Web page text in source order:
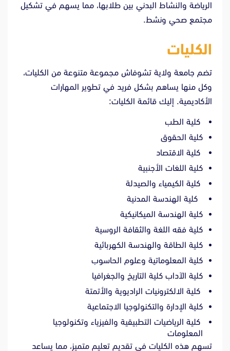
الرياضة والنشاط البدني بين طلابها، مما يسهم في تشكيل
مجتمع صحي ونشط.
الكليات
تضم جامعة ولاية تشوفاش مجموعة متنوعة من الكليات،
وكل منها يساهم بشكل فريد في تطوير المهارات
الأكاديمية. إليك قائمة الكليات:
كلية الطب
كلية الحقوق
كلية الاقتصاد
كلية اللغات الأجنبية
كلية الكيمياء والصيدلة
كلية الهندسة المدنية
كلية الهندسة الميكانيكية
كلية فقه اللغة والثقافة الروسية
كلية الطاقة والهندسة الكهربائية
كلية المعلوماتية وعلوم الحاسوب
كلية الآداب كلية التاريخ والجغرافيا
كلية الالكترونيات الراديوية والأتمتة
كلية الإدارة والتكنولوجيا الاجتماعية
كلية الرياضيات التطبيقية والفيزياء وتكنولوجيا
المعلومات
تسهم هذه الكليات في تقديم تعليم متميز، مما يساعد